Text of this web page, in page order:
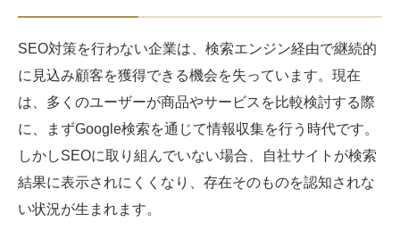
SEO対策を行わない企業は、検索エンジン経由で継続的
に見込み顧客を獲得できる機会を失っています。現在
は、多くのユーザーが商品やサービスを比較検討する際
に、まずGoogle検索を通じて情報収集を行う時代です。
しかしSEOに取り組んでいない場合、自社サイトが検索
結果に表示されにくくなり、存在そのものを認知されな
い状況が生まれます。